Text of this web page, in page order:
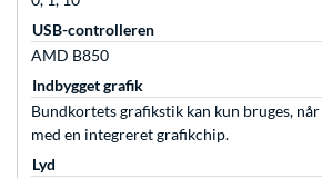
USB-controlleren
AMD B850
Indbygget grafik
Bundkortets grafikstik kan kun bruges,
med en integreret grafikchip.
Lyd